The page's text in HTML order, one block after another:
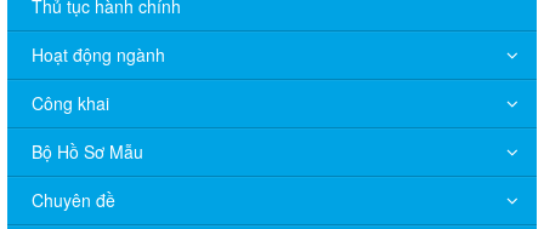
Thủ tục hành chính
Hoạt động ngành
Công khai
Bộ Hồ Sơ Mẫu
Chuyên đề